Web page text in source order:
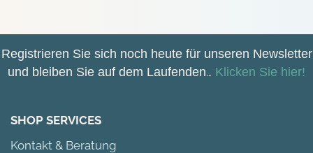
Registrieren Sie sich noch heute für unseren Newsletter
und bleiben Sie auf dem Laufenden.. Klicken Sie hier!
SHOP SERVICES
Kontakt & Beratung